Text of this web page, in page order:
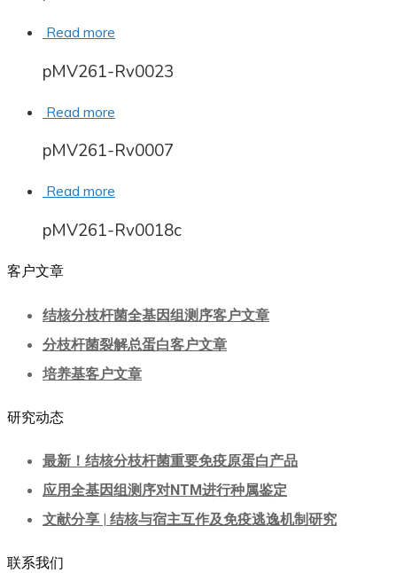
Read more
pMV261-Rv0023
Read more
pMV261-Rv0007
Read more
pMV261-Rv0018c
客户文章
结核分枝杆菌全基因组测序客户文章
分枝杆菌裂解总蛋白客户文章
培养基客户文章
研究动态
最新！结核分枝杆菌重要免疫原蛋白产品
应用全基因组测序对NTM进行种属鉴定
文献分享 | 结核与宿主互作及免疫逃逸机制研究
联系我们